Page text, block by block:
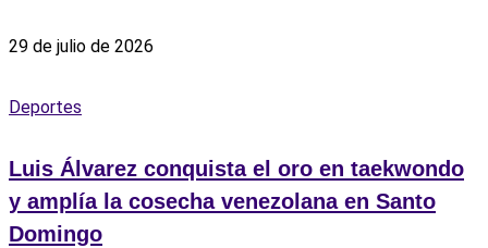
29 de julio de 2026
Deportes
Luis Álvarez conquista el oro en taekwondo
y amplía la cosecha venezolana en Santo
Domingo